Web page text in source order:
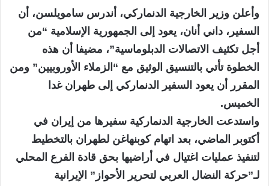
وأعلن وزير الخارجية الدنماركي، أندرس سامويلسن، أن
السفير، داني أنان، يعود إلى الجمهورية الإسلامية “من
أجل تكثيف الاتصالات الدبلوماسية”، مضيفا أن هذه
الخطوة تأتي بالتنسيق الوثيق مع “الزملاء الأوروبيين” ومن
المقرر أن يعود السفير الدنماركي إلى طهران غدا
الخميس.
واستدعت الخارجية الدنماركية سفيرها من إيران في
أكتوبر الماضي، بعد اتهام كوبنهاغن لطهران بالتخطيط
لتنفيذ عمليات اغتيال في أراضيها بحق قادة الفرع المحلي
لـ”حركة النضال العربي لتحرير الأحواز” الإيرانية